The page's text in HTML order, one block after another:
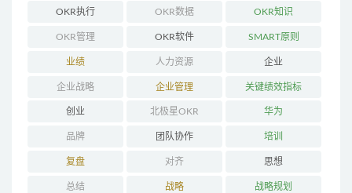
OKR执行 OKR数据 OKR知识
OKR管理 OKR软件 SMART原则
业绩 人力资源 企业
企业战略 企业管理 关键绩效指标
创业 北极星OKR 华为
品牌 团队协作 培训
复盘 对齐 思想
总结 战略 战略规划